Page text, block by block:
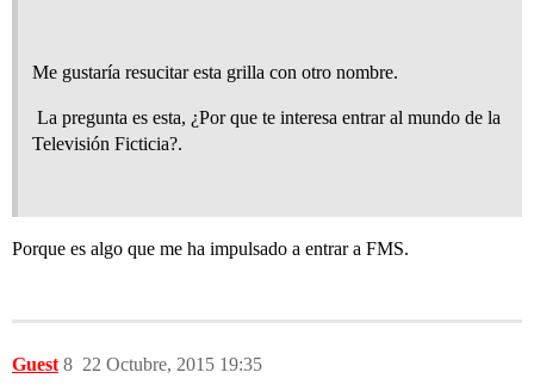
Me gustaría resucitar esta grilla con otro nombre.
La pregunta es esta, ¿Por que te interesa entrar al mundo de la
Televisión Ficticia?.
Porque es algo que me ha impulsado a entrar a FMS.
Guest 22 Octubre, 2015 19:35
8